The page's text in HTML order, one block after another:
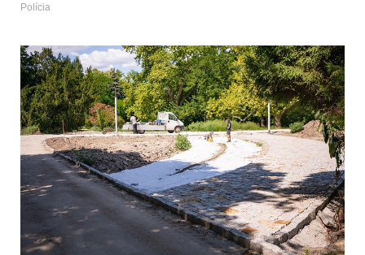
Polícia